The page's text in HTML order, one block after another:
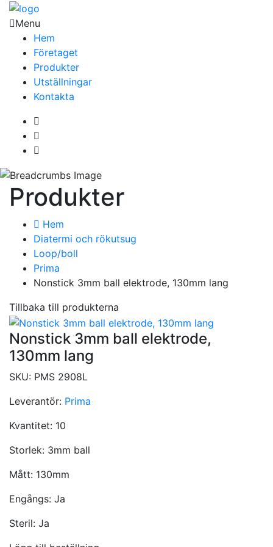
Menu
Hem
Företaget
Produkter
Utställningar
Kontakta
Produkter
Hem
Diatermi och rökutsug
Loop/boll
Prima
Nonstick 3mm ball elektrode, 130mm lang
Tillbaka till produkterna
Nonstick 3mm ball elektrode,
130mm lang
SKU: PMS 2908L
Leverantör: Prima
Kvantitet: 10
Storlek: 3mm ball
Mått: 130mm
Engångs: Ja
Steril: Ja